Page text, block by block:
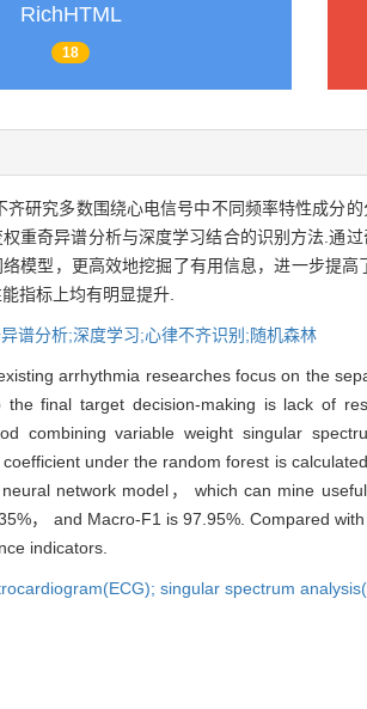
RichHTML
18
齐研究多数围绕心电信号中不同频率特性成分
重奇异谱分析与深度学习结合的识别方法.通
模型，更高效地挖掘了有用信息，进一步提
指标上均有明显提升.
谱分析;深度学习;心律不齐识别;随机森林
arrhythmia researches focus on the
the final target decision-making is lack of
combining variable weight singular
under the random forest is
network model， which can mine
， and Macro-F1 is 97.95%. Compared
indicators.
singular spectrum